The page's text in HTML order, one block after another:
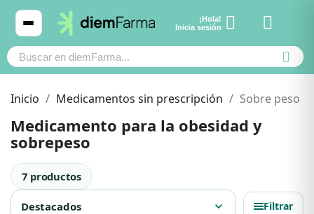
Cosmética
Bebé y mamá
¡Hola!
Inicia sesión
Ver carrito
Cosmética
Bebé y mamá
Inicio Medicamentos sin prescripción Sobre peso
Medicamento para la obesidad y
sobrepeso
7 productos
Destacados expand_more Filtrar